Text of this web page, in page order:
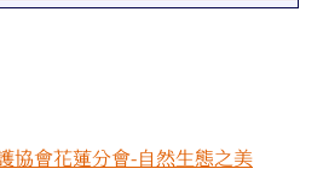
協會花蓮分會-自然生態之美